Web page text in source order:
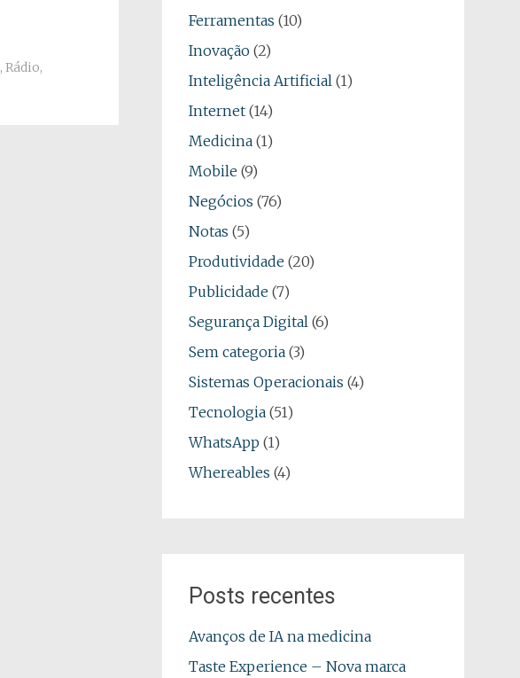
, Rádio,
Ferramentas (10)
Inovação(2)
Inteligência Artificial(1)
Internet(14)
Medicina(1)
Mobile (9)
Negócios (76)
Notas (5)
Produtividade (20)
Publicidade (7)
Segurança Digital(6)
Sem categoria(3)
Sistemas Operacionais (4)
Tecnologia(51)
WhatsApp (1)
Whereables (4)
Posts recentes
Avanços de IA na medicina
Taste Experience – Nova marca